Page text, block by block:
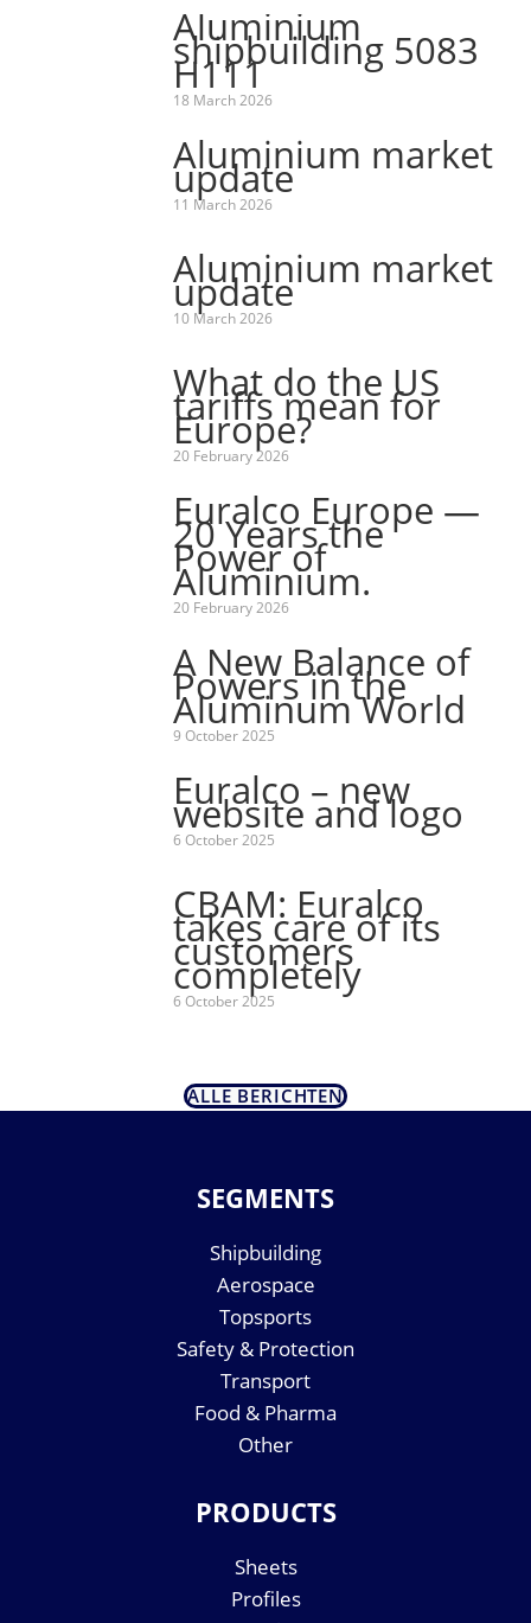
Aluminium
shipbuilding 5083
H111
18 March 2026
Aluminium market
update
11 March 2026
Aluminium market
update
10 March 2026
What do the US
tariffs mean for
Europe?
20 February 2026
Euralco Europe —
20 Years the
Power of
Aluminium.
20 February 2026
A New Balance of
Powers in the
Aluminum World
9 October 2025
Euralco – new
website and logo
6 October 2025
CBAM: Euralco
takes care of its
customers
completely
6 October 2025
ALLE BERICHTEN
SEGMENTS
Shipbuilding
Aerospace
Topsports
Safety & Protection
Transport
Food & Pharma
Other
PRODUCTS
Sheets
Profiles